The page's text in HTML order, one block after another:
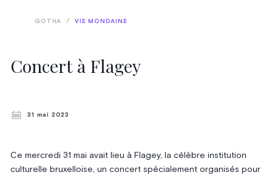
Concert à Flagey
GOTHA / VIE MONDAINE
31 mai 2023
Ce mercredi 31 mai avait lieu à Flagey, la célèbre institution
culturelle bruxelloise, un concert spécialement organisés pour